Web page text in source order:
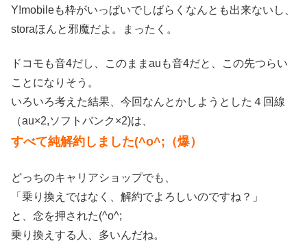
Y!mobileも枠がいっぱいでしばらくなんとも出来ないし、
storaほんと邪魔だよ。まったく。
ドコモも音4だし、このままauも音4だと、この先つらい
ことになりそう。
いろいろ考えた結果、今回なんとかしようとした４回線
（au×2,ソフトバンク×2)は、
すべて純解約しました(^o^;（爆）
どっちのキャリアショップでも、
「乗り換えではなく、解約でよろしいのですね？」
と、念を押された(^o^;
乗り換えする人、多いんだね。